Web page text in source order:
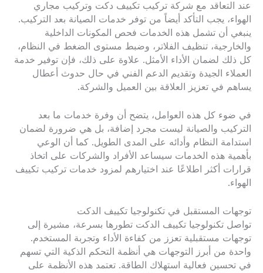
عند التعاقد مع شركة تركيب تكييف دكت وتركيب مجاري
الهواء، يجب التأكد أيضاً من توفر خدمات الصيانة بعد التركيب.
ينبغي أن تشمل هذه الخدمات فحص المكونات الداخلية
والخارجية، تنظيف الفلاتر، وضبط مستوى الضغط في النظام،
كل ذلك لضمان الأداء الأمثل. علاوة على ذلك، فإن توفير خدمة
العملاء الجيدة وتقديم الدعم الفني في حال حدوث أعطال
يساهم في تعزيز العلاقة بين العميل والشركة.
في ضوء كل هذه العوامل، يتضح أن وفرة خدمات ما بعد
التركيب والصيانة ليست مجرد إضافة، بل هي ضرورة لضمان
استدامة النظام وأدائه على المدى الطويل. كما أن الوعي
بأهمية هذه الخدمات سيساعد الأفراد والشركات على اتخاذ
قرارات أكثر اطلاعًا عند اختيارهم لمزود خدمات تركيب تكييف
الهواء.
توجهات المستقبل في تكنولوجيا تكييف الدكت
تواصل تكنولوجيا تكييف الدكت تطورها بسرعة، مشيرة إلى
توجهات مستقبلية تعزز من كفاءة الأداء وتجربة المستخدم.
واحدة من أبرز التوجهات هي أنظمة التحكم الذكية التي تسهم
في تحسين فعالية استهلاك الطاقة. تعتمد هذه الأنظمة على